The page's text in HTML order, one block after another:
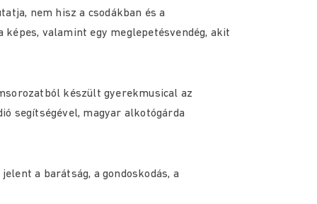
nem hisz a csodákban és a
valamint egy meglepetésvendég, akit
készült gyerekmusical az
segítségével, magyar alkotógárda
a barátság, a gondoskodás, a